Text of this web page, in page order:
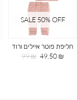
SALE 50% OFF
חליפת פוטר איילים ורוד
מחיר
49.50 ₪
מחיר
99 ₪